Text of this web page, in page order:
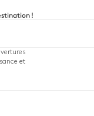
!
et